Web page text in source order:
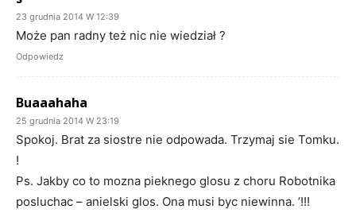
23 grudnia 2014 W 12:39
Może pan radny też nic nie wiedział ?
Odpowiedz
Buaaahaha
25 grudnia 2014 W 23:19
Spokoj. Brat za siostre nie odpowada. Trzymaj sie Tomku.
!
Ps. Jakby co to mozna pieknego glosu z choru Robotnika
posluchac – anielski glos. Ona musi byc niewinna. ’!!!